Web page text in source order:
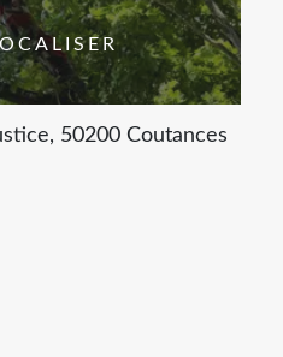
50200 Coutances